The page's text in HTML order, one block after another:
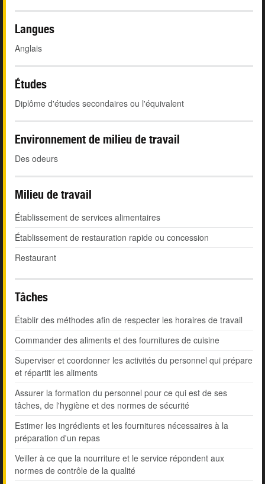
Langues
Anglais
Études
Diplôme d'études secondaires ou l'équivalent
Environnement de milieu de travail
Des odeurs
Milieu de travail
Établissement de services alimentaires
Établissement de restauration rapide ou concession
Restaurant
Tâches
Établir des méthodes afin de respecter les horaires de travail
Commander des aliments et des fournitures de cuisine
Superviser et coordonner les activités du personnel qui prépare
et répartit les aliments
Assurer la formation du personnel pour ce qui est de ses
tâches, de l'hygiène et des normes de sécurité
Estimer les ingrédients et les fournitures nécessaires à la
préparation d'un repas
Veiller à ce que la nourriture et le service répondent aux
normes de contrôle de la qualité